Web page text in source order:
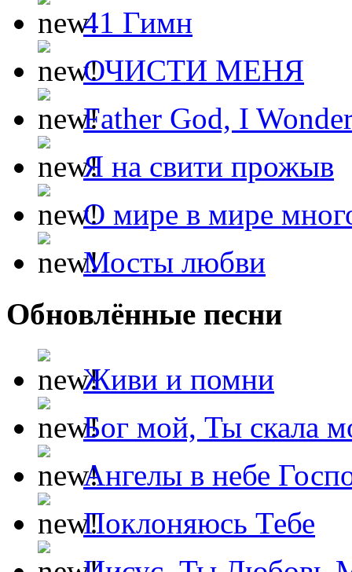
41 Гимн
ОЧИСТИ МЕНЯ
Father God, I
Я на свити прожыв
О мире в мире
Мосты любви
Обновлённые песни
Живи и помни
Бог мой, Ты скала
Ангелы в небе
Поклоняюсь Тебе